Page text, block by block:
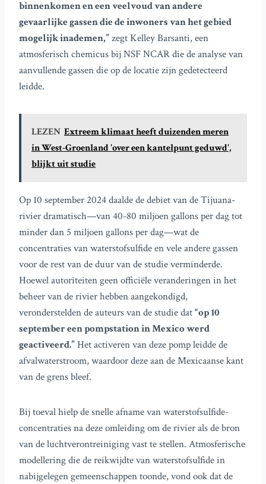
binnenkomen en een veelvoud van andere
gevaarlijke gassen die de inwoners van het gebied
mogelijk inademen,” zegt Kelley Barsanti, een
atmosferisch chemicus bij NSF NCAR die de analyse van
aanvullende gassen die op de locatie zijn gedetecteerd
leidde.
LEZEN Extreem klimaat heeft duizenden meren
in West-Groenland 'over een kantelpunt geduwd',
blijkt uit studie
Op 10 september 2024 daalde de debiet van de Tijuana-
rivier dramatisch—van 40-80 miljoen gallons per dag tot
minder dan 5 miljoen gallons per dag—wat de
concentraties van waterstofsulfide en vele andere gassen
voor de rest van de duur van de studie verminderde.
Hoewel autoriteiten geen officiële veranderingen in het
beheer van de rivier hebben aangekondigd,
veronderstelden de auteurs van de studie dat“op 10
september een pompstation in Mexico werd
geactiveerd.” Het activeren van deze pomp leidde de
afvalwaterstroom, waardoor deze aan de Mexicaanse kant
van de grens bleef.
Bij toeval hielp de snelle afname van waterstofsulfide-
concentraties na deze omleiding om de rivier als de bron
van de luchtverontreiniging vast te stellen. Atmosferische
modellering die de reikwijdte van waterstofsulfide in
nabijgelegen gemeenschappen toonde, vond ook dat de